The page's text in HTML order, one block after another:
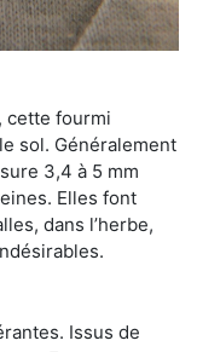
cette fourmi
sol. Généralement
3,4 à 5 mm
Elles font
dans l’herbe,
Issus de